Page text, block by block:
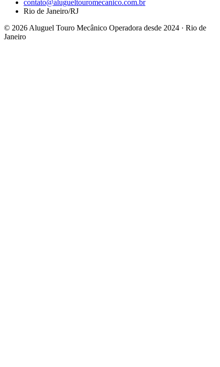
contato@alugueltouromecanico.com.br
Rio de Janeiro/RJ
© 2026 Aluguel Touro Mecânico Operadora desde 2024 · Rio de
Janeiro